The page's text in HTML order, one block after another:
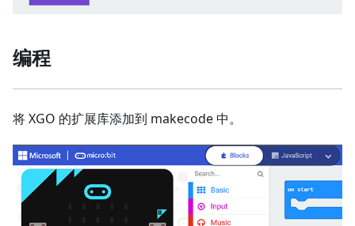
编程
将 XGO 的扩展库添加到 makecode 中。